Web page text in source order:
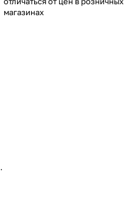
магазинах